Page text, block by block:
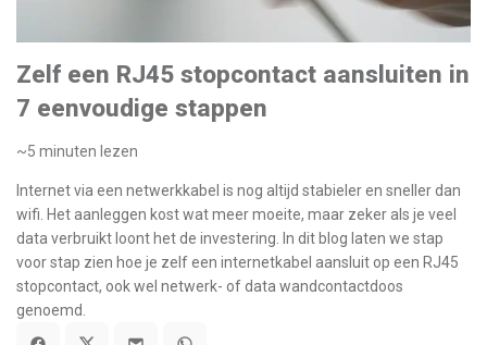
Zelf een RJ45 stopcontact aansluiten in
7 eenvoudige stappen
~5 minuten lezen
Internet via een netwerkkabel is nog altijd stabieler en sneller dan
wifi. Het aanleggen kost wat meer moeite, maar zeker als je veel
data verbruikt loont het de investering. In dit blog laten we stap
voor stap zien hoe je zelf een internetkabel aansluit op een RJ45
stopcontact, ook wel netwerk- of data wandcontactdoos
genoemd.